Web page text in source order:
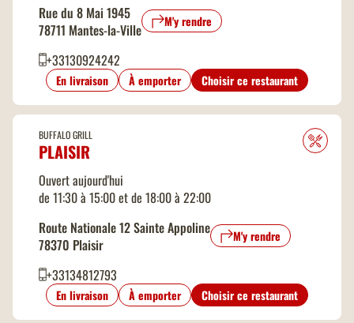
Rue du 8 Mai 1945
78711 Mantes-la-Ville
M'y rendre
+33130924242
En livraison À emporter Choisir ce restaurant
BUFFALO GRILL
PLAISIR
Ouvert aujourd'hui
de 11:30 à 15:00 et de 18:00 à 22:00
Route Nationale 12 Sainte Appoline
78370 Plaisir
M'y rendre
+33134812793
En livraison À emporter Choisir ce restaurant